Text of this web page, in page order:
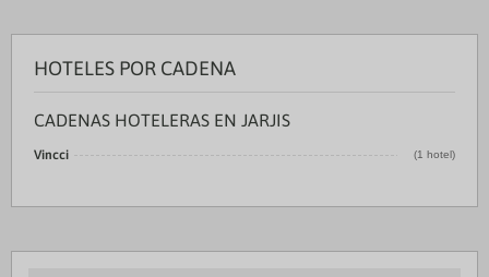
HOTELES POR CADENA
CADENAS HOTELERAS EN JARJIS
Vincci (1 hotel)